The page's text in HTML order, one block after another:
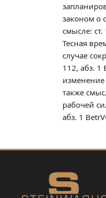
законом о
смысле:
Тесная
случае
112, абз. 1
изменение
также
рабочей
абз. 1